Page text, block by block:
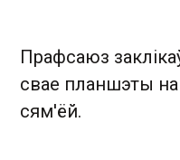
Прафсаюз
свае планшэты на
сям'ёй.